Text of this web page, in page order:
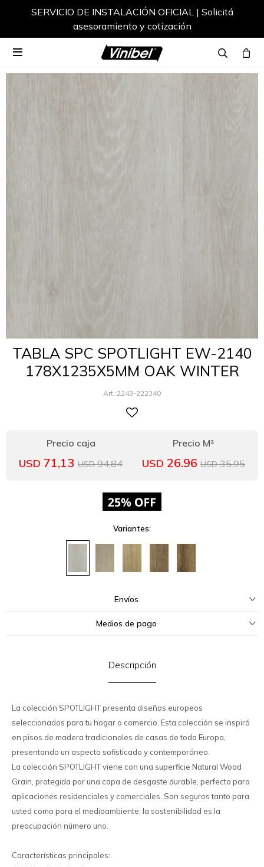
SERVICIO DE INSTALACIÓN OFICIAL | Solicitá
asesoramiento y cotización

TABLA SPC SPOTLIGHT EW-2140
178X1235X5MM OAK WINTER
2243-222340
USD 71,13 USD 94,84 USD 26.96 USD 35.95
Variantes:
Envíos
Medios de pago
Descripción
La colección SPOTLIGHT presenta diseños europeos
seleccionados para tu hogar o comercio. Esta colección se inspiró
en pisos de madera tradicionales de casas de toda Europa,
presentando un aspecto sofisticado y contemporáneo.
La colección SPOTLIGHT viene con una superficie Natural Wood
Grain, protegida por una capa de desgaste durable, perfecto para
aplicaciones residenciales y comerciales. Son seguros tanto para
usted como para el medioambiente, la sostenibilidad es la
preocupación número uno.
Características principales: